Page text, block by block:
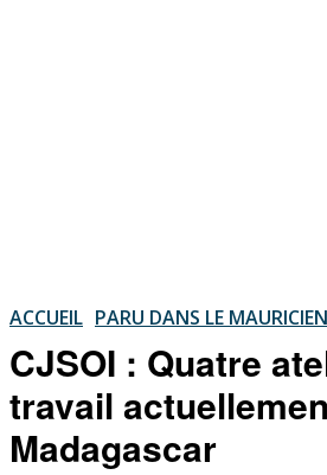
ACCUEIL PARU DANS LE MAURICIEN
CJSOI : Quatre
travail
Madagascar